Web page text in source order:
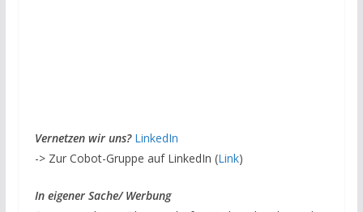
Vernetzen wir uns? LinkedIn
-> Zur Cobot-Gruppe auf LinkedIn (Link)
In eigener Sache/ Werbung